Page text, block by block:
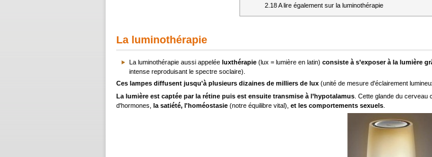
2.18 A lire également sur la luminothérapie
La luminothérapie
La luminothérapie aussi appelée luxthérapie (lux = lumière en latin) consiste à s’exposer à la lumière
intense reproduisant le spectre soclaire).
Ces lampes diffusent jusqu'à plusieurs dizaines de milliers de lux(unité de mesure d'éclairement
La lumière est captée par la rétine puis est ensuite transmise à l’hypotalamus. Cette glande du cerveau
d'hormones, la satiété, l'homéostasie(notre équilibre vital), et les comportements sexuels.